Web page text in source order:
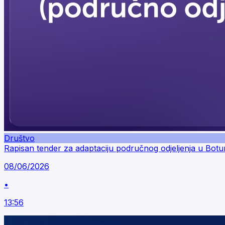
Društvo
Rapisan tender za adaptaciju područnog odjeljenja u
08/06/2026
•
13:56